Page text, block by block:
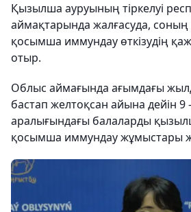
Қызылша ауруының тіркелуі
аймақтарында жалғасуда,
қосымша иммундау өткізудің
отыр.
Облыс аймағында ағымдағы
бастап желтоқсан айына дейін 9
аралығындағы балаларды
қосымша иммундау жұмыстары